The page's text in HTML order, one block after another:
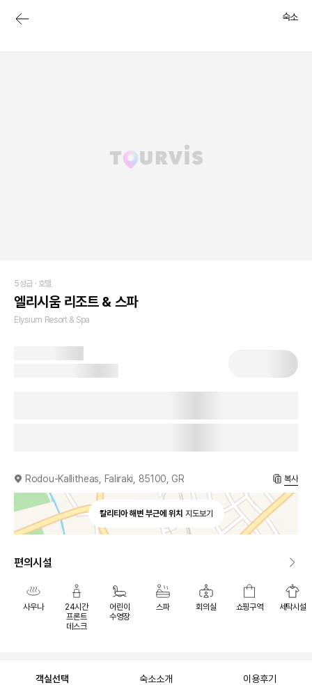
숙소
5성급 · 호텔
엘리시움 리조트 & 스파
Elysium Resort & Spa
Rodou-Kallitheas, Faliraki, 85100, GR 복사
칼리티아 해변 부근에 위치 지도보기
편의시설
사우나
24시간
프론트
데스크
어린이
수영장
스파 회의실 쇼핑구역 세탁시설
객실선택 숙소소개 이용후기